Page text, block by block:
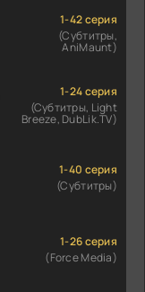
1-42 серия
(Субтитры,
AniMaunt)
1-24 серия
(Субтитры, Light
Breeze, DubLik.TV)
1-40 серия
(Субтитры)
1-26 серия
(Force Media)